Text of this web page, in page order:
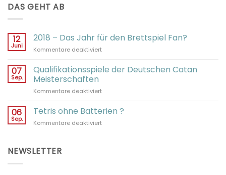
DAS GEHT AB
12
Juni
2018 – Das Jahr für den Brettspiel Fan?
Kommentare deaktiviertfür
–
Das
für
Brettspiel
07
Sep.
Qualifikationsspiele der Deutschen Catan
Meisterschaften
Kommentare deaktiviertfür
der
Deutschen
Catan
06
Sep.
Tetris ohne Batterien ?
Kommentare deaktiviertfür
NEWSLETTER